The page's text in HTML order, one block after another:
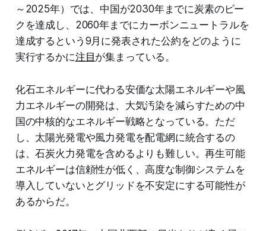
～2025年）では、中国が2030年までに炭素のピー
クを達成し、2060年までにカーボンニュートラルを
達成するという9月に発表された公約をどのように
実行するかに注目が集まっている。
化石エネルギーに代わる安価な太陽エネルギーや風
力エネルギーの開発は、大気汚染を減らすための中
国の中核的なエネルギー戦略となっている。ただ
し、太陽光発電や風力発電を配電網に統合するの
は、石炭火力発電を含めるよりも難しい。再生可能
エネルギーは信頼性が低く、高度な制御システムを
導入していないとグリッドを不安定にする可能性が
あるからだ。